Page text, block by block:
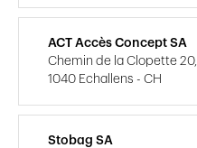
ACT Accès Concept SA
Chemin de la Clopette 20,
1040 Echallens - CH
Stobag SA